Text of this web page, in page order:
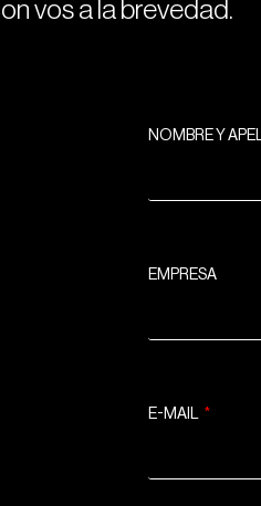
vos a la brevedad.
NOMBRE Y
EMPRESA
E-MAIL